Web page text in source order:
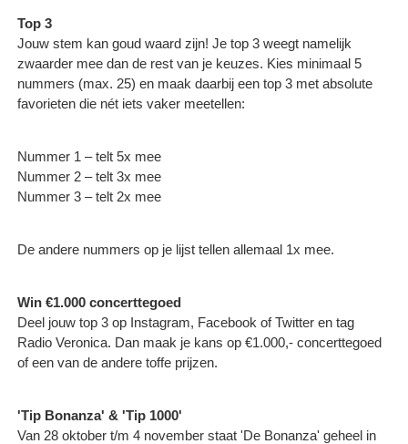
Top 3
Jouw stem kan goud waard zijn! Je top 3 weegt namelijk
zwaarder mee dan de rest van je keuzes. Kies minimaal 5
nummers (max. 25) en maak daarbij een top 3 met absolute
favorieten die nét iets vaker meetellen:
Nummer 1 – telt 5x mee
Nummer 2 – telt 3x mee
Nummer 3 – telt 2x mee
De andere nummers op je lijst tellen allemaal 1x mee.
Win €1.000 concerttegoed
Deel jouw top 3 op Instagram, Facebook of Twitter en tag
Radio Veronica. Dan maak je kans op €1.000,- concerttegoed
of een van de andere toffe prijzen.
'Tip Bonanza' & 'Tip 1000'
Van 28 oktober t/m 4 november staat 'De Bonanza' geheel in